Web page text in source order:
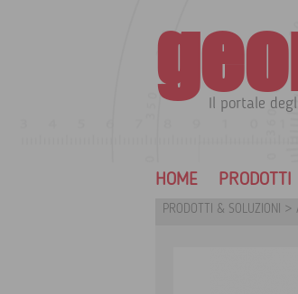
Il portale
HOME PRODOTTI
PRODOTTI & SOLUZIONI >